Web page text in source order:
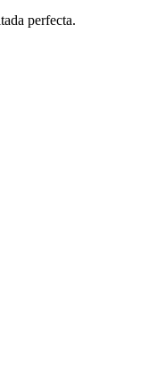
perfecta.